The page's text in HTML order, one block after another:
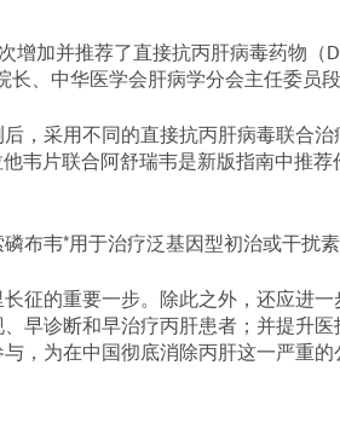
增加并推荐了直接抗丙肝病毒药物（
、中华医学会肝病学分会主任委员段
，采用不同的直接抗丙肝病毒联合
韦片联合阿舒瑞韦是新版指南中推
布韦*用于治疗泛基因型初治或干扰
征的重要一步。除此之外，还应进
早诊断和早治疗丙肝患者；并提升
，为在中国彻底消除丙肝这一严重的